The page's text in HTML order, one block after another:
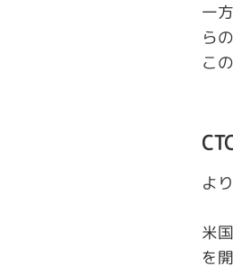
一
ら
こ
よ
米
を